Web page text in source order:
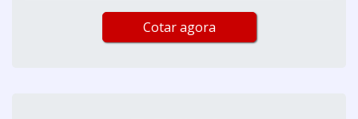
Cotar agora